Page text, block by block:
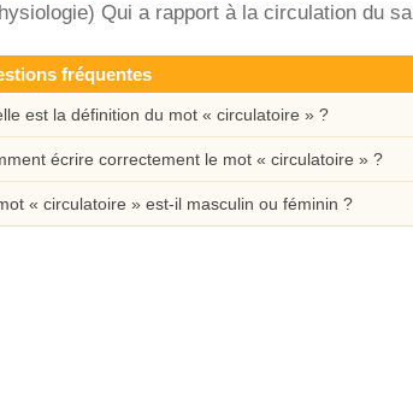
Qui a rapport à la circulation du
fréquentes
est la définition du mot « circulatoire » ?
écrire correctement le mot « circulatoire » ?
« circulatoire » est-il masculin ou féminin ?